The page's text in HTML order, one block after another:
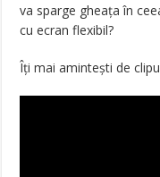
va sparge gheața în
cu ecran flexibil?
Îți mai amintești de